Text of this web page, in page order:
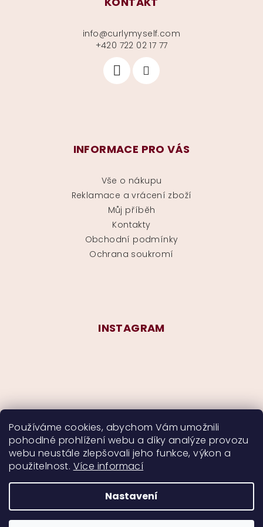
Používáme cookies, abychom Vám umožnili
pohodlné prohlížení webu a díky analýze provozu
webu neustále zlepšovali jeho funkce, výkon a
použitelnost. Více informací
Nastavení
info@curlymyself.com
+420 722 02 17 77
INFORMACE PRO VÁS
Vše o nákupu
Reklamace a vrácení zboží
Můj příběh
Kontakty
Obchodní podmínky
Ochrana soukromí
INSTAGRAM
Sledovat na Instagramu